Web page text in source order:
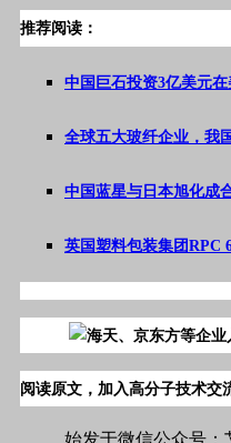
推荐阅读：
中国巨石投资3亿美元
全球五大玻纤企业，我
中国蓝星与日本旭化成
英国塑料包装集团RPC
阅读原文，加入高分子技术交
始发于微信公众号：